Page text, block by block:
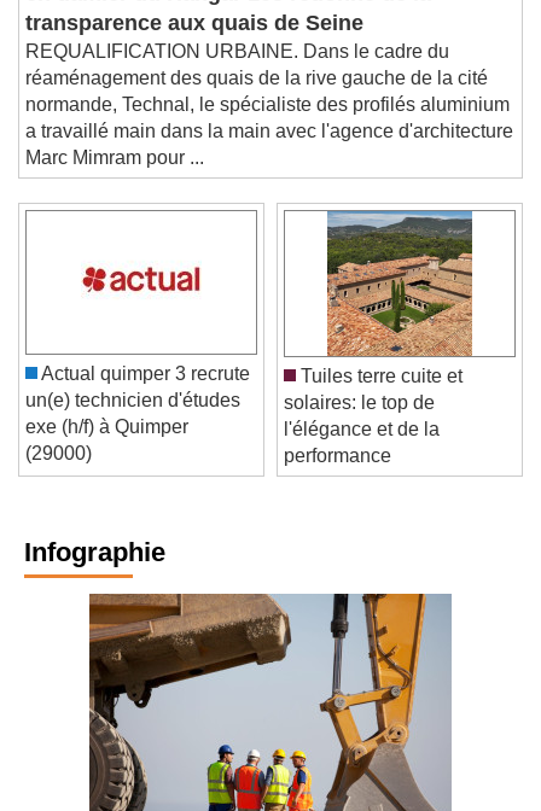
transparence aux quais de Seine
REQUALIFICATION URBAINE. Dans le cadre du
réaménagement des quais de la rive gauche de la cité
normande, Technal, le spécialiste des profilés aluminium
a travaillé main dans la main avec l'agence d'architecture
Marc Mimram pour ...
Actual quimper 3 recrute
un(e) technicien d'études
exe (h/f) à Quimper
(29000)
Tuiles terre cuite et
solaires: le top de
l'élégance et de la
performance
Infographie